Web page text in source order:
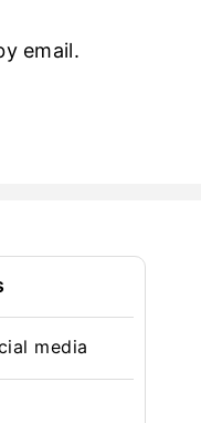
email.
media